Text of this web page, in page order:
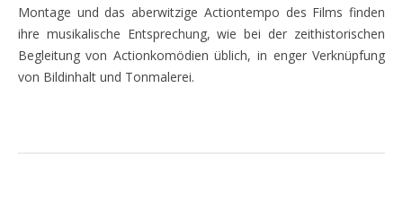
Montage und das aberwitzige Actiontempo des Films finden
ihre musikalische Entsprechung, wie bei der zeithistorischen
Begleitung von Actionkomödien üblich, in enger Verknüpfung
von Bildinhalt und Tonmalerei.